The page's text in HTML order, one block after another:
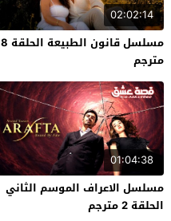
02:02:14
مسلسل قانون الطبيعة الحلقة 8
مترجم
01:04:38
مسلسل الاعراف الموسم الثاني
الحلقة 2 مترجم